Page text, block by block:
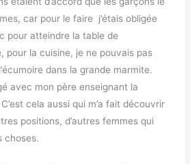
car pour le faire j’étais obligée
pour atteindre la table de
pour la cuisine, je ne pouvais pas
dans la grande marmite.
avec mon père enseignant la
cela aussi qui m’a fait découvrir
positions, d’autres femmes qui
choses.